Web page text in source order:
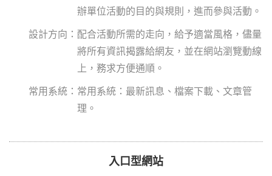
辦單位活動的目的與規則，進而參與活動。
配合活動所需的走向，給予適當風格，儘量
將所有資訊揭露給網友，並在網站瀏覽動線
上，務求方便通順。
常用系統：最新訊息、檔案下載、文章管
理。
入口型網站